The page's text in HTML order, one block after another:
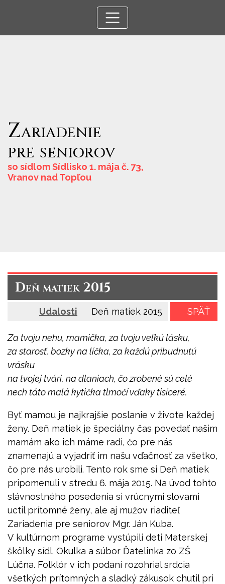
Zariadenie
pre seniorov
so sídlom Sídlisko 1. mája č. 73,
Vranov nad Topľou
Deň matiek 2015
SPÄŤ
Udalosti Deň matiek 2015
Za tvoju nehu, mamička, za tvoju veľkú lásku,
za starosť, bozky na líčka, za každú pribudnutú
vrásku
na tvojej tvári, na dlaniach, čo zrobené sú celé
nech táto malá kytička tlmočí vďaky tisíceré.
Byť mamou je najkrajšie poslanie v živote každej
ženy. Deň matiek je špeciálny čas povedať našim
mamám ako ich máme radi, čo pre nás
znamenajú a vyjadriť im našu vďačnosť za všetko,
čo pre nás urobili. Tento rok sme si Deň matiek
pripomenuli v stredu 6. mája 2015. Na úvod tohto
slávnostného posedenia si vrúcnymi slovami
uctil prítomné ženy, ale aj mužov riaditeľ
Zariadenia pre seniorov Mgr. Ján Kuba.
V kultúrnom programe vystúpili deti Materskej
škôlky sídl. Okulka a súbor Ďatelinka zo ZŠ
Lúčna. Folklór v ich podaní rozohrial srdcia
všetkých prítomných a sladký zákusok chutil pri